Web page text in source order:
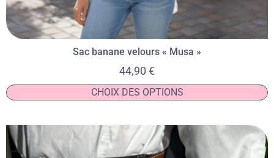
Sac banane velours « Musa »
44,90 €
CHOIX DES OPTIONS